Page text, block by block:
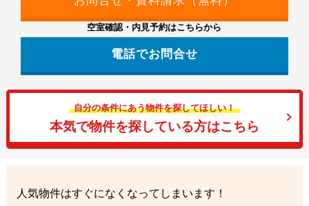
空室確認・内見予約はこちらから
電話でお問合せ
自分の条件にあう物件を探してほしい！
本気で物件を探している方はこちら
人気物件はすぐになくなってしまいます！